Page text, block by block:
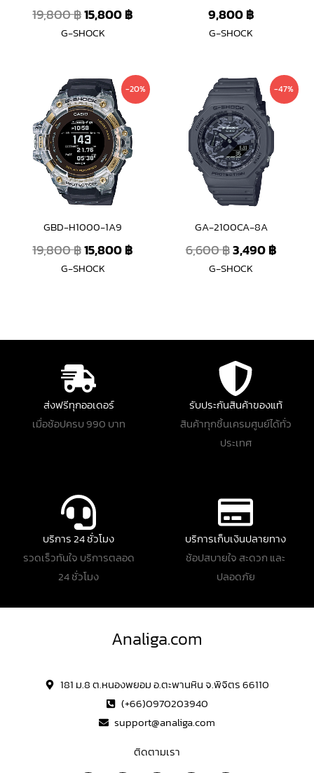
19,800฿15,800฿
G-SHOCK
9,800฿
G-SHOCK
-20%
GBD-H1000-1A9
19,800฿
Original
price
was:
19,800 ฿.
15,800฿
Current
price
G-SHOCK
-47%
GA-2100CA-8A
6,600฿
Original
price
was:
6,600 ฿.
3,490฿
price
G-SHOCK
ส่งฟรีทุกออเดอร์
เมื่อช้อปครบ 990 บาท
รับประกันสินค้าของแท้
สินค้าทุกชิ้นเครมศูนย์ได้ทั่ว
ประเทศ
บริการ 24 ชั่วโมง
รวดเร็วทันใจ บริการตลอด
24 ชั่วโมง
บริการเก็บเงินปลายทาง
ช้อปสบายใจ สะดวก และ
ปลอดภัย
Analiga.com
181 ม.8 ต.หนองพยอม อ.ตะพานหิน จ.พิจิตร 66110
(+66)0970203940
support@analiga.com
ติดตามเรา